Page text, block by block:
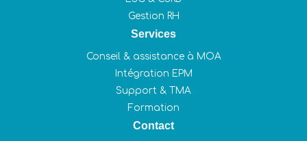
Gestion RH
Services
Conseil & assistance à MOA
Intégration EPM
Support & TMA
Formation
Contact